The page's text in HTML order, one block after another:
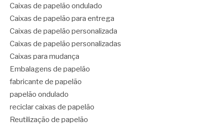
Caixas de papelão ondulado
Caixas de papelão para entrega
Caixas de papelão personalizada
Caixas de papelão personalizadas
Caixas para mudança
Embalagens de papelão
fabricante de papelão
papelão ondulado
reciclar caixas de papelão
Reutilização de papelão